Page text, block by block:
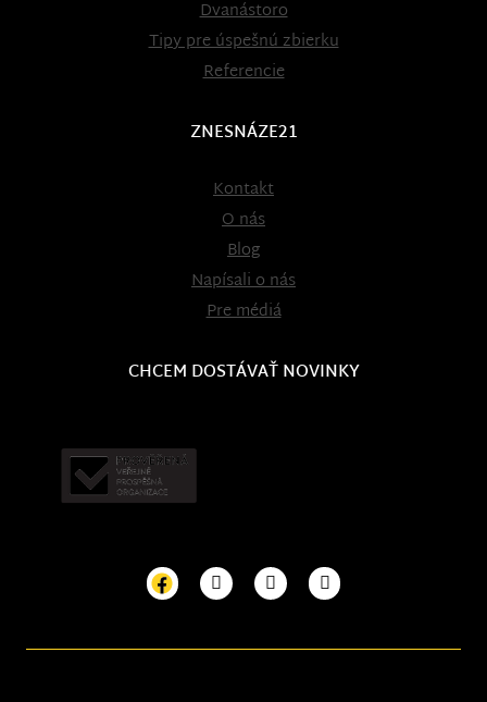
Dvanástoro
Tipy pre úspešnú zbierku
Referencie
ZNESNÁZE21
Kontakt
O nás
Blog
Napísali o nás
Pre médiá
CHCEM DOSTÁVAŤ NOVINKY